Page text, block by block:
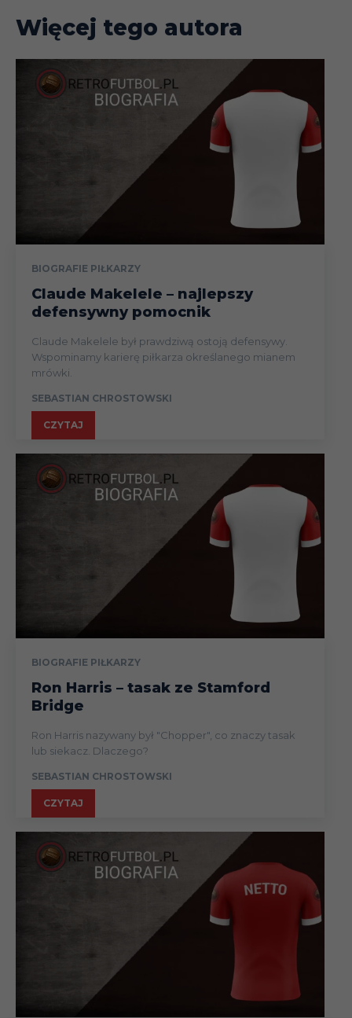
Więcej tego autora
BIOGRAFIE PIŁKARZY
Claude Makelele – najlepszy
defensywny pomocnik
Claude Makelele był prawdziwą ostoją defensywy.
Wspominamy karierę piłkarza określanego mianem
mrówki.
SEBASTIAN CHROSTOWSKI
CZYTAJ
BIOGRAFIE PIŁKARZY
Ron Harris – tasak ze Stamford
Bridge
Ron Harris nazywany był "Chopper", co znaczy tasak
lub siekacz. Dlaczego?
SEBASTIAN CHROSTOWSKI
CZYTAJ